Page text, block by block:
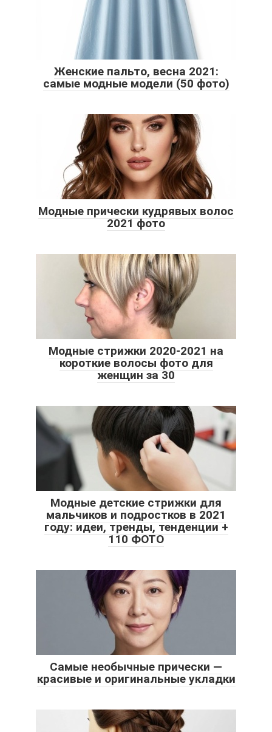
Женские пальто, весна 2021:
самые модные модели (50 фото)
Модные прически кудрявых волос
2021 фото
Модные стрижки 2020-2021 на
короткие волосы фото для
женщин за 30
Модные детские стрижки для
мальчиков и подростков в 2021
году: идеи, тренды, тенденции +
110 ФОТО
Самые необычные прически —
красивые и оригинальные укладки